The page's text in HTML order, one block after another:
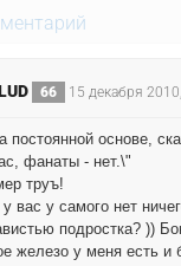
66 15 декабря
постоянной основе,
фанаты - нет.\"
труъ!
вас у самого нет
подростка? ))
железо у меня есть